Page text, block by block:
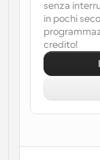
Flussi di
Rimani
senza
in pochi
credito!